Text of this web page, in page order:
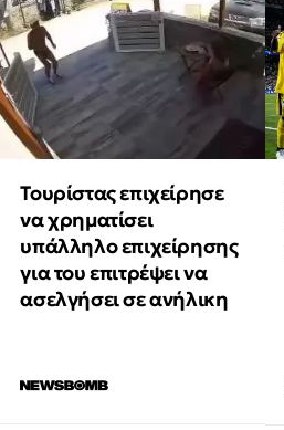
Τουρίστας επιχείρησε
να χρηματίσει
υπάλληλο επιχείρησης
για του επιτρέψει να
ασελγήσει σε ανήλικη